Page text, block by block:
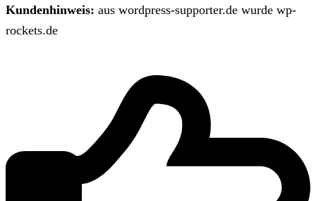
Kundenhinweis: aus wordpress-supporter.de wurde wp-
rockets.de